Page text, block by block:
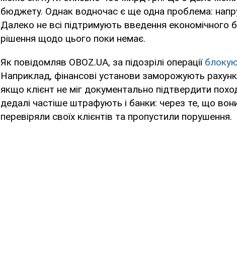
бюджету. Однак водночас є ще одна проблема:
Далеко не всі підтримують введення економічного
рішення щодо цього поки немає.
Як повідомляв OBOZ.UA, за підозрілі операції
Наприклад, фінансові установи заморожують
якщо клієнт не міг документально підтвердити
дедалі частіше штрафують і банки: через те, що
перевіряли своїх клієнтів та пропустили порушення.